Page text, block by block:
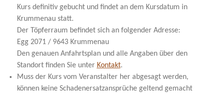
Kurs definitiv gebucht und findet an dem Kursdatum in
Krummenau statt.
Der Töpferraum befindet sich an folgender Adresse:
Egg 2071 / 9643 Krummenau
Den genauen Anfahrtsplan und alle Angaben über den
Standort finden Sie unter Kontakt.
Muss der Kurs vom Veranstalter her abgesagt werden,
können keine Schadenersatzansprüche geltend gemacht